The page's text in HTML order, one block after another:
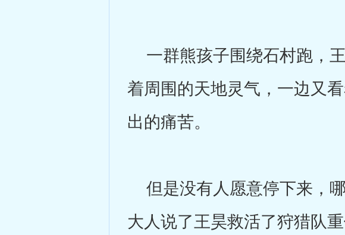
一群熊孩子围绕石村跑，
着周围的天地灵气，一边又
出的痛苦。
但是没有人愿意停下来，
大人说了王昊救活了狩猎队